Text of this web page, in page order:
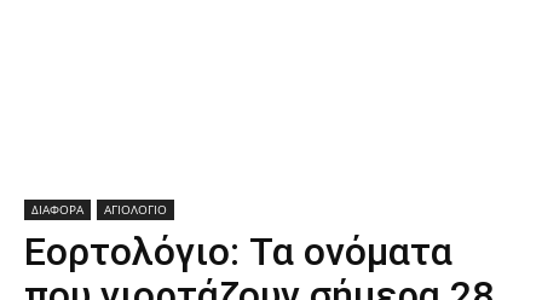
ΔΙΑΦΟΡΑ ΑΓΙΟΛΟΓΙΟ
Εορτολόγιο: Τα ονόματα